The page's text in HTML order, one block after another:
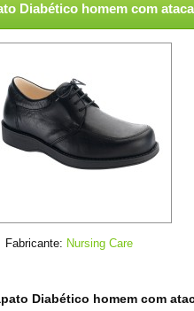
Diabético homem com
Fabricante: Nursing Care
Diabético homem com